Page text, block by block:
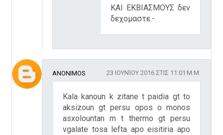
ΚΑΙ ΕΚΒΙΑΣΜΟΥΣ δεν
δεχομαστε.-
ANONIMOS 23 ΙΟΥΝΊΟΥ 2016 ΣΤΙΣ 11:01 Μ.Μ.
Kala kanoun k zitane t paidia gt to
aksizoun gt persu opos o monos
asxolountan m t thermo gt persu
vgalate tosa lefta apo eisitiria apo